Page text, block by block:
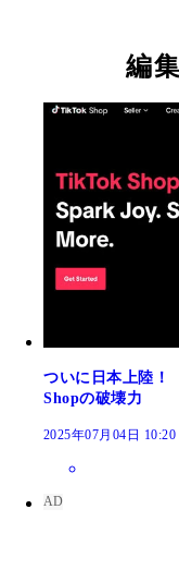
編
ついに日本上陸
Shopの破壊力
2025年07月04日 10:20